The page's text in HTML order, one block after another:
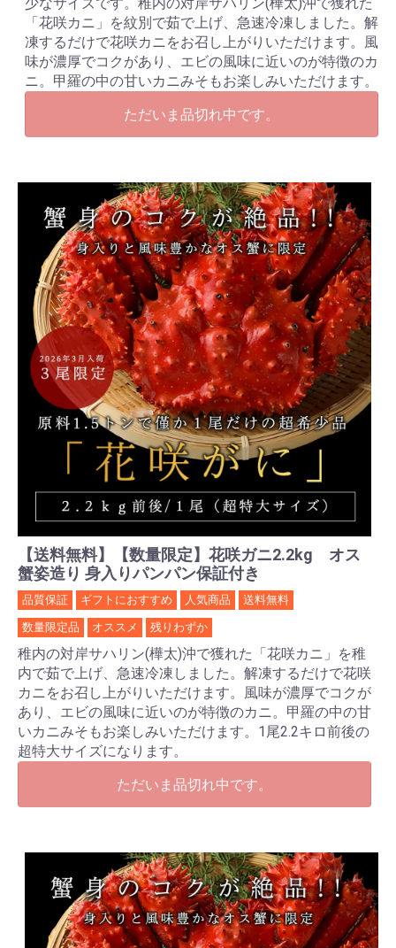
少なサイズです。稚内の対岸サハリン(樺太)沖で獲れた
「花咲カニ」を紋別で茹で上げ、急速冷凍しました。解
凍するだけで花咲カニをお召し上がりいただけます。風
味が濃厚でコクがあり、エビの風味に近いのが特徴のカ
ニ。甲羅の中の甘いカニみそもお楽しみいただけます。
ただいま品切れ中です。
【送料無料】【数量限定】花咲ガニ2.2kg オス
蟹姿造り 身入りパンパン保証付き
品質保証 ギフトにおすすめ 人気商品 送料無料
数量限定品 オススメ 残りわずか
稚内の対岸サハリン(樺太)沖で獲れた「花咲カニ」を稚
内で茹で上げ、急速冷凍しました。解凍するだけで花咲
カニをお召し上がりいただけます。風味が濃厚でコクが
あり、エビの風味に近いのが特徴のカニ。甲羅の中の甘
いカニみそもお楽しみいただけます。1尾2.2キロ前後の
超特大サイズになります。
ただいま品切れ中です。